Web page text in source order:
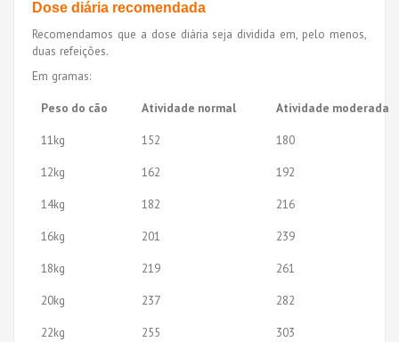
Dose diária recomendada
Recomendamos que a dose diária seja dividida em, pelo menos,
duas refeições.
Em gramas:
Peso do cão
Atividade normal
Atividade moderada
11kg
152
180
12kg
162
192
14kg
182
216
16kg
201
239
18kg
219
261
20kg
237
282
22kg
255
303